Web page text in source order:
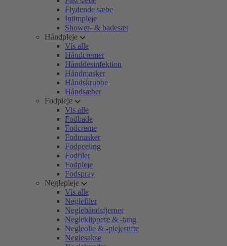
Flydende sæbe
Intimpleje
Shower- & badesæt
Håndpleje
Vis alle
Håndcremer
Hånddesinfektion
Håndmasker
Håndskrubbe
Håndsæber
Fodpleje
Vis alle
Fodbade
Fodcreme
Fodmasker
Fodpeeling
Fodfiler
Fodpleje
Fodspray
Neglepleje
Vis alle
Neglefiler
Neglebåndsfjerner
Negleklippere & -tang
Negleolie & -plejestifte
Neglesakse